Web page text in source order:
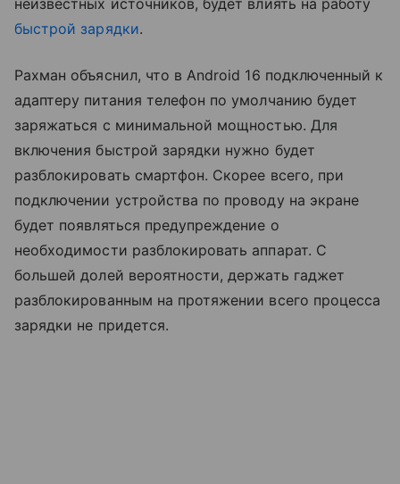
неизвестных источников, будет влиять на работу
быстрой зарядки.
Рахман объяснил, что в Android 16 подключенный к
адаптеру питания телефон по умолчанию будет
заряжаться с минимальной мощностью. Для
включения быстрой зарядки нужно будет
разблокировать смартфон. Скорее всего, при
подключении устройства по проводу на экране
будет появляться предупреждение о
необходимости разблокировать аппарат. С
большей долей вероятности, держать гаджет
разблокированным на протяжении всего процесса
зарядки не придется.